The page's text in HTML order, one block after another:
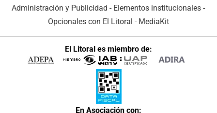
Administración y Publicidad - Elementos institucionales -
Opcionales con El Litoral - MediaKit
El Litoral es miembro de:
En Asociación con: